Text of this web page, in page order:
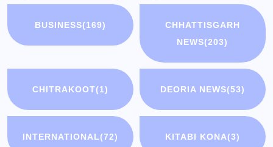
BUSINESS(169)
CHHATTISGARH
NEWS(203)
CHITRAKOOT(1) DEORIA NEWS(53)
INTERNATIONAL(72) KITABI KONA(3)